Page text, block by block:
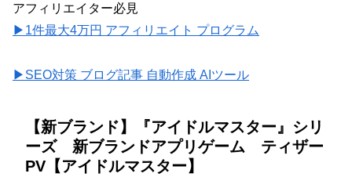
アフィリエイター必見
▶1件最大4万円 アフィリエイト プログラム
▶SEO対策 ブログ記事 自動作成 AIツール
【新ブランド】『アイドルマスター』シリ
ーズ 新ブランドアプリゲーム ティザー
PV【アイドルマスター】